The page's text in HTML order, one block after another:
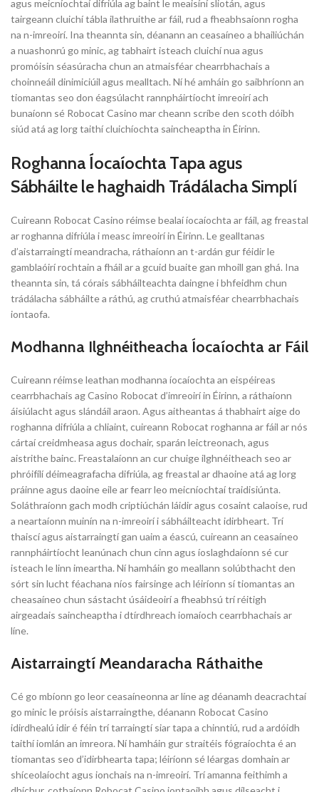
agus meicníochtaí difriúla ag baint le meaisíní sliotán, agus
tairgeann cluichí tábla ilathruithe ar fáil, rud a fheabhsaíonn rogha
na n-imreoirí. Ina theannta sin, déanann an ceasaíneo a bhailiúchán
a nuashonrú go minic, ag tabhairt isteach cluichí nua agus
promóisin séasúracha chun an atmaisféar chearrbhachais a
choinneáil dinimiciúil agus mealltach. Ní hé amháin go saibhríonn an
tiomantas seo don éagsúlacht rannpháirtíocht imreoirí ach
bunaíonn sé Robocat Casino mar cheann scríbe den scoth dóibh
siúd atá ag lorg taithí cluichíochta saincheaptha in Éirinn.
Roghanna Íocaíochta Tapa agus
Sábháilte le haghaidh Trádálacha Simplí
Cuireann Robocat Casino réimse bealaí íocaíochta ar fáil, ag freastal
ar roghanna difriúla i measc imreoirí in Éirinn. Le gealltanas
d’aistarraingtí meandracha, ráthaíonn an t-ardán gur féidir le
gamblaóirí rochtain a fháil ar a gcuid buaite gan mhoill gan ghá. Ina
theannta sin, tá córais sábháilteachta daingne i bhfeidhm chun
trádálacha sábháilte a ráthú, ag cruthú atmaisféar chearrbhachais
iontaofa.
Modhanna Ilghnéitheacha Íocaíochta ar Fáil
Cuireann réimse leathan modhanna íocaíochta an eispéireas
cearrbhachais ag Casino Robocat d’imreoirí in Éirinn, a ráthaíonn
áisiúlacht agus slándáil araon. Agus aitheantas á thabhairt aige do
roghanna difriúla a chliaint, cuireann Robocat roghanna ar fáil ar nós
cártaí creidmheasa agus dochair, sparán leictreonach, agus
aistrithe bainc. Freastalaíonn an cur chuige ilghnéitheach seo ar
phróifílí déimeagrafacha difriúla, ag freastal ar dhaoine atá ag lorg
práinne agus daoine eile ar fearr leo meicníochtaí traidisiúnta.
Soláthraíonn gach modh criptiúchán láidir agus cosaint calaoise, rud
a neartaíonn muinín na n-imreoirí i sábháilteacht idirbheart. Trí
thaiscí agus aistarraingtí gan uaim a éascú, cuireann an ceasaíneo
rannpháirtíocht leanúnach chun cinn agus íoslaghdaíonn sé cur
isteach le linn imeartha. Ní hamháin go meallann solúbthacht den
sórt sin lucht féachana níos fairsinge ach léiríonn sí tiomantas an
cheasaíneo chun sástacht úsáideoirí a fheabhsú trí réitigh
airgeadais saincheaptha i dtírdhreach iomaíoch cearrbhachais ar
líne.
Aistarraingtí Meandaracha Ráthaithe
Cé go mbíonn go leor ceasaíneonna ar líne ag déanamh deacrachtaí
go minic le próisis aistarraingthe, déanann Robocat Casino
idirdhealú idir é féin trí tarraingtí siar tapa a chinntiú, rud a ardóidh
taithí iomlán an imreora. Ní hamháin gur straitéis fógraíochta é an
tiomantas seo d’idirbhearta tapa; léiríonn sé léargas domhain ar
shíceolaíocht agus ionchais na n-imreoirí. Trí amanna feithimh a